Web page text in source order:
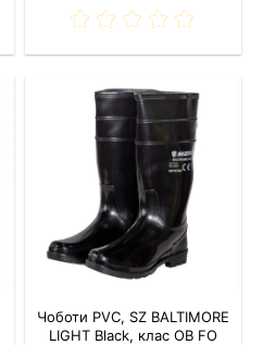
Чоботи PVC, SZ BALTIMORE
LIGHT Black, клас OB FO